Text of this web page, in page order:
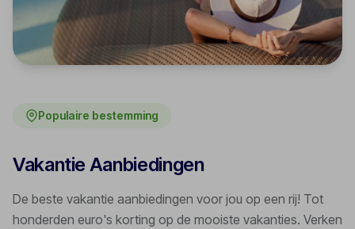
Populaire bestemming
Vakantie Aanbiedingen
De beste vakantie aanbiedingen voor jou op een rij! Tot
honderden euro's korting op de mooiste vakanties. Verken